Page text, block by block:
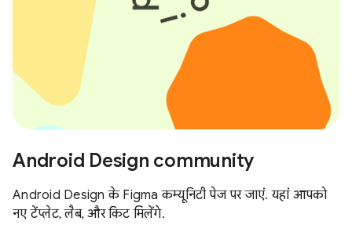
Android Design community
Android Design के Figma कम्यूनिटी पेज पर जाएं. यहां आपको
नए टेंप्लेट, लैब, और किट मिलेंगे.